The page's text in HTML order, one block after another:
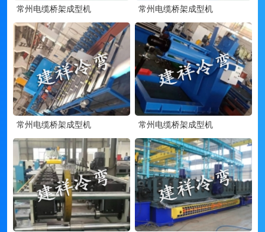
常州电缆桥架成型机 常州电缆桥架成型机
常州电缆桥架成型机 常州电缆桥架成型机